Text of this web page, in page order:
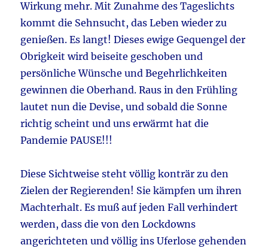
Wirkung mehr. Mit Zunahme des Tageslichts
kommt die Sehnsucht, das Leben wieder zu
genießen. Es langt! Dieses ewige Gequengel der
Obrigkeit wird beiseite geschoben und
persönliche Wünsche und Begehrlichkeiten
gewinnen die Oberhand. Raus in den Frühling
lautet nun die Devise, und sobald die Sonne
richtig scheint und uns erwärmt hat die
Pandemie PAUSE!!!
Diese Sichtweise steht völlig konträr zu den
Zielen der Regierenden! Sie kämpfen um ihren
Machterhalt. Es muß auf jeden Fall verhindert
werden, dass die von den Lockdowns
angerichteten und völlig ins Uferlose gehenden